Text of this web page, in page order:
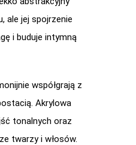
ale jej spojrzenie
i buduje intymną
współgrają z
Akrylowa
tonalnych oraz
twarzy i włosów.